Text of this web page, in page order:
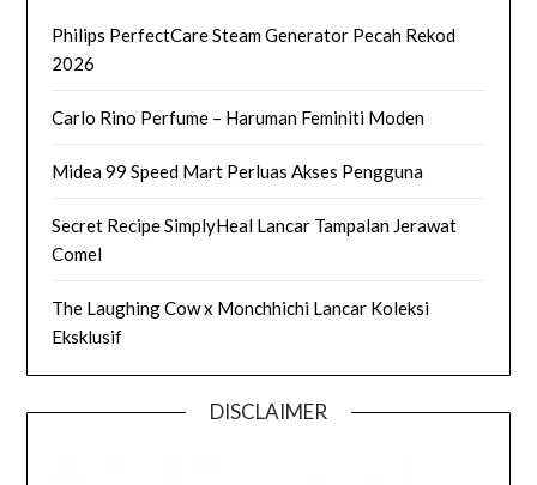
Philips PerfectCare Steam Generator Pecah Rekod
2026
Carlo Rino Perfume – Haruman Feminiti Moden
Midea 99 Speed Mart Perluas Akses Pengguna
Secret Recipe SimplyHeal Lancar Tampalan Jerawat
Comel
The Laughing Cow x Monchhichi Lancar Koleksi
Eksklusif
DISCLAIMER